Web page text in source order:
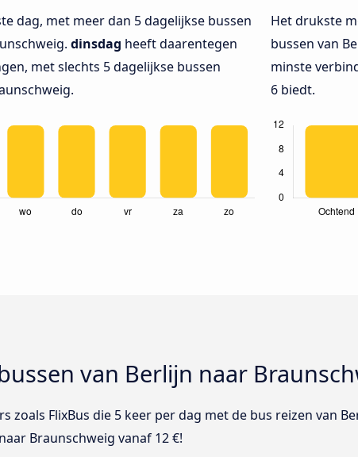
dag, met meer dan 5 dagelijkse bussen
dinsdag heeft daarentegen
met slechts 5 dagelijkse bussen
Het drukste
bussen van
minste
6 biedt.
van Berlijn naar
zoals FlixBus die 5 keer per dag met de bus reizen van
Braunschweig vanaf 12 €!